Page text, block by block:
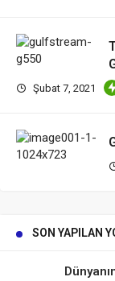
Şubat 7, 2021
SON YAPILAN